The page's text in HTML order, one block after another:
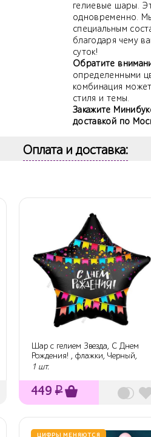
гелиевые шары.
одновременно.
специальным
благодаря чему
суток!
Обратите
определенными
комбинация
стиля и темы.
Закажите
доставкой по
Оплата и доставка:
Шар с гелием Звезда, С Днем
Рождения! , флажки, Черный,
Сатин...
1 шт.
449 ₽
ЦИФРЫ МЕНЯЮТСЯ